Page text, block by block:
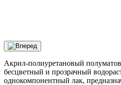
Акрил-полиуретановый
бесцветный и прозрачный
однокомпонентный лак,